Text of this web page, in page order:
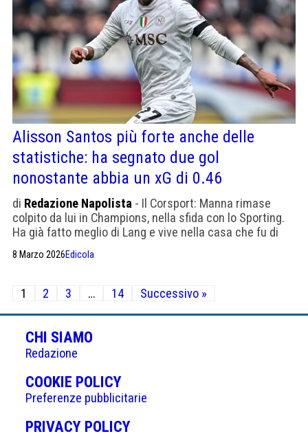
Alisson Santos più forte anche delle
statistiche: ha segnato due gol
nonostante abbia un xG di 0.46
di Redazione Napolista - Il Corsport: Manna rimase
colpito da lui in Champions, nella sfida con lo Sporting.
Ha già fatto meglio di Lang e vive nella casa che fu di
8 Marzo 2026Edicola
Paginazione
degli
articoli
1 2 3 … 14 Successivo »
CHI SIAMO
Redazione
COOKIE POLICY(APRE
IN
UNA
Preferenze pubblicitarie
PRIVACY POLICY(APRE